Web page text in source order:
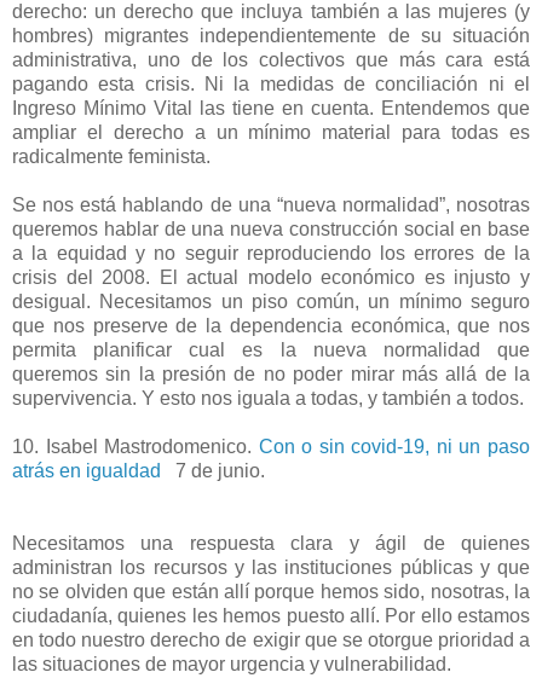
derecho: un derecho que incluya también a las mujeres (y
hombres) migrantes independientemente de su situación
administrativa, uno de los colectivos que más cara está
pagando esta crisis. Ni la medidas de conciliación ni el
Ingreso Mínimo Vital las tiene en cuenta. Entendemos que
ampliar el derecho a un mínimo material para todas es
radicalmente feminista.
Se nos está hablando de una “nueva normalidad”, nosotras
queremos hablar de una nueva construcción social en base
a la equidad y no seguir reproduciendo los errores de la
crisis del 2008. El actual modelo económico es injusto y
desigual. Necesitamos un piso común, un mínimo seguro
que nos preserve de la dependencia económica, que nos
permita planificar cual es la nueva normalidad que
queremos sin la presión de no poder mirar más allá de la
supervivencia. Y esto nos iguala a todas, y también a todos.
10. Isabel Mastrodomenico. Con o sin covid-19, ni un paso
atrás en igualdad
7 de junio.
Necesitamos una respuesta clara y ágil de quienes
administran los recursos y las instituciones públicas y que
no se olviden que están allí porque hemos sido, nosotras, la
ciudadanía, quienes les hemos puesto allí. Por ello estamos
en todo nuestro derecho de exigir que se otorgue prioridad a
las situaciones de mayor urgencia y vulnerabilidad.